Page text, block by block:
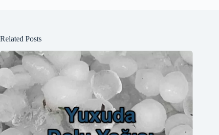
Related Posts